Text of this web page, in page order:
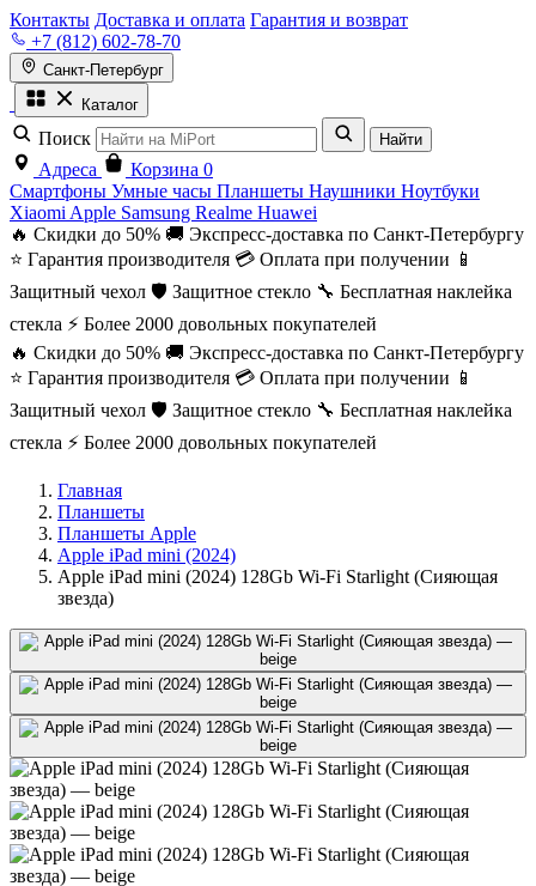
Контакты Доставка и оплата Гарантия и возврат
+7 (812) 602-78-70
Санкт-Петербург
Каталог
Поиск Найти
Адреса Корзина 0
Смартфоны Умные часы Планшеты Наушники Ноутбуки
Xiaomi Apple Samsung Realme Huawei
🔥 Скидки до 50% 🚚 Экспресс-доставка по Санкт-Петербургу
⭐ Гарантия производителя 💳 Оплата при получении 📱
Защитный чехол 🛡️ Защитное стекло 🔧 Бесплатная наклейка
стекла ⚡ Более 2000 довольных покупателей
🔥 Скидки до 50% 🚚 Экспресс-доставка по Санкт-Петербургу
⭐ Гарантия производителя 💳 Оплата при получении 📱
Защитный чехол 🛡️ Защитное стекло 🔧 Бесплатная наклейка
стекла ⚡ Более 2000 довольных покупателей
Главная
Планшеты
Планшеты Apple
Apple iPad mini (2024)
Apple iPad mini (2024) 128Gb Wi-Fi Starlight (Сияющая
звезда)